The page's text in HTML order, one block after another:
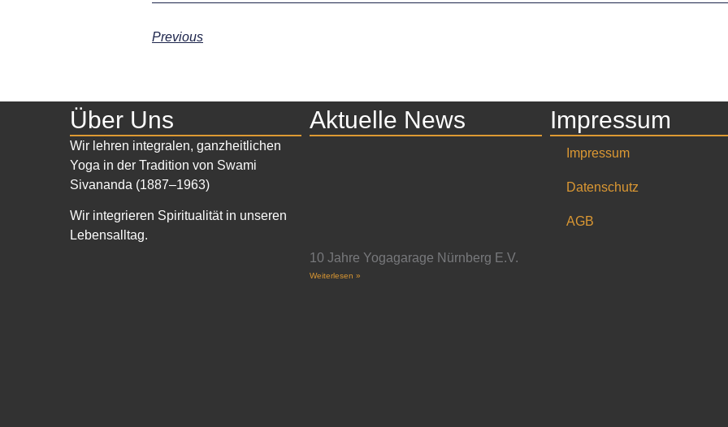
Previous
Über Uns
Wir lehren integralen, ganzheitlichen
Yoga in der Tradition von Swami
Sivananda (1887–1963)
Wir integrieren Spiritualität in unseren
Lebensalltag.
Aktuelle News
10 Jahre Yogagarage Nürnberg E.V.
Weiterlesen »
Impressum
Impressum
Datenschutz
AGB